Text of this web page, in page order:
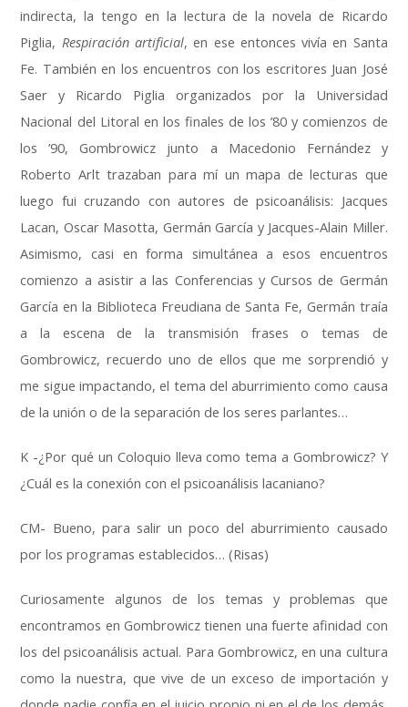
indirecta, la tengo en la lectura de la novela de Ricardo
Piglia, Respiración artificial, en ese entonces vivía en Santa
Fe. También en los encuentros con los escritores Juan José
Saer y Ricardo Piglia organizados por la Universidad
Nacional del Litoral en los finales de los ’80 y comienzos de
los ’90, Gombrowicz junto a Macedonio Fernández y
Roberto Arlt trazaban para mí un mapa de lecturas que
luego fui cruzando con autores de psicoanálisis: Jacques
Lacan, Oscar Masotta, Germán García y Jacques-Alain Miller.
Asimismo, casi en forma simultánea a esos encuentros
comienzo a asistir a las Conferencias y Cursos de Germán
García en la Biblioteca Freudiana de Santa Fe, Germán traía
a la escena de la transmisión frases o temas de
Gombrowicz, recuerdo uno de ellos que me sorprendió y
me sigue impactando, el tema del aburrimiento como causa
de la unión o de la separación de los seres parlantes…
K -¿Por qué un Coloquio lleva como tema a Gombrowicz? Y
¿Cuál es la conexión con el psicoanálisis lacaniano?
CM- Bueno, para salir un poco del aburrimiento causado
por los programas establecidos… (Risas)
Curiosamente algunos de los temas y problemas que
encontramos en Gombrowicz tienen una fuerte afinidad con
los del psicoanálisis actual. Para Gombrowicz, en una cultura
como la nuestra, que vive de un exceso de importación y